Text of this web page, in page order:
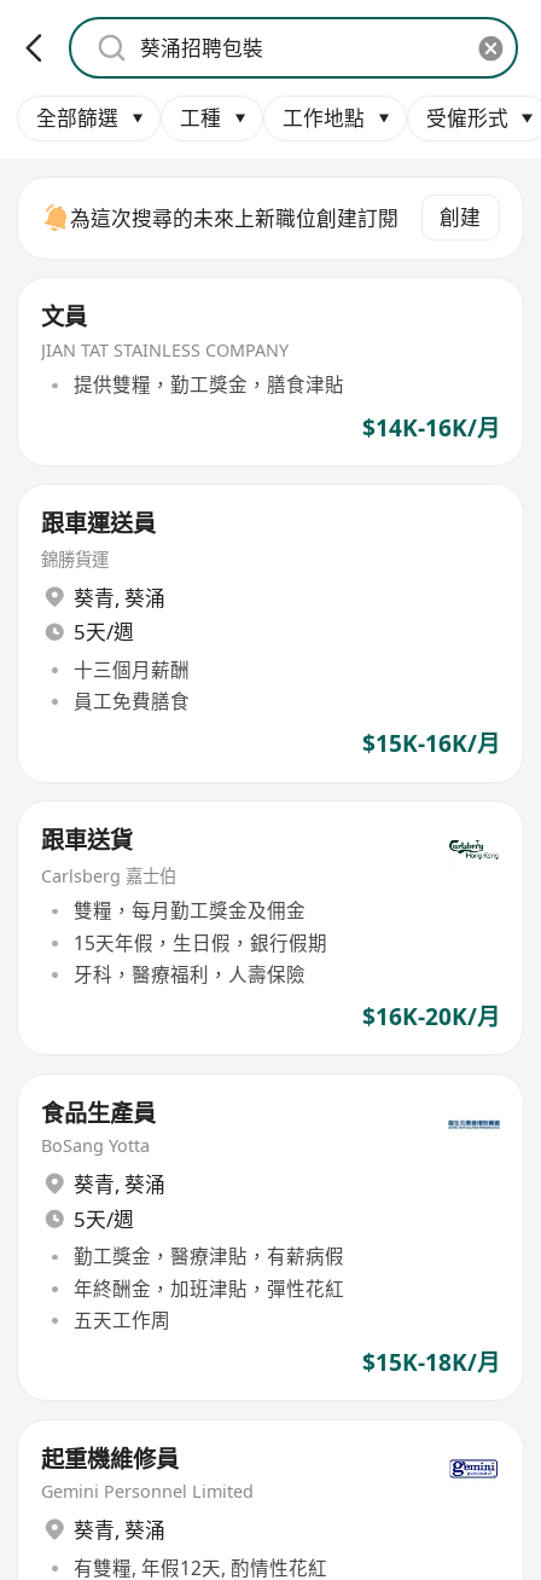
全部篩選 工種 工作地點 受僱形式
為這次搜尋的未來上新職位創建訂閱 創建
文員
JIAN TAT STAINLESS COMPANY
提供雙糧，勤工獎金，膳食津貼
$14K-16K/月
跟車運送員
錦勝貨運
葵青, 葵涌
5天/週
十三個月薪酬
員工免費膳食
$15K-16K/月
跟車送貨
Carlsberg 嘉士伯
雙糧，每月勤工獎金及佣金
15天年假，生日假，銀行假期
牙科，醫療福利，人壽保險
$16K-20K/月
食品生產員
BoSang Yotta
葵青, 葵涌
5天/週
勤工獎金，醫療津貼，有薪病假
年終酬金，加班津貼，彈性花紅
五天工作周
$15K-18K/月
起重機維修員
Gemini Personnel Limited
葵青, 葵涌
有雙糧, 年假12天, 酌情性花紅